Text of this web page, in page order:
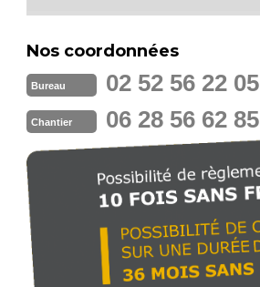
Nos coordonnées
Bureau 02 52 56 22 05
Chantier 06 28 56 62 85